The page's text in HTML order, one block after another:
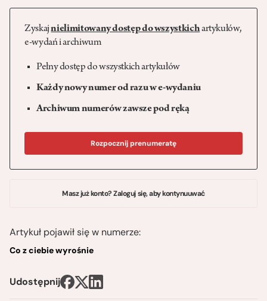
Zyskajnielimitowany dostęp do wszystkichartykułów,
e-wydań i archiwum
Pełny dostęp do wszystkich artykułów
Każdy nowy numer od razu w e-wydaniu
Archiwum numerów zawsze pod ręką
Rozpocznij prenumeratę
Masz już konto? Zaloguj się, aby kontynuuwać
Artykuł pojawił się w numerze:
Co z ciebie wyrośnie
Udostępnij